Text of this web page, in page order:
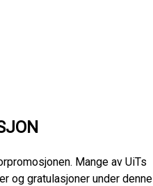
Mange av UiTs
og gratulasjoner under denne